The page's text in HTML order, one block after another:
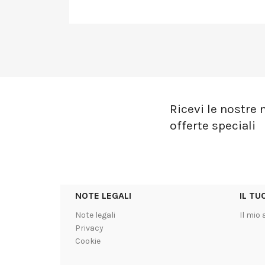
Ricevi le nostre
offerte speciali
NOTE LEGALI
Note legali
Privacy
Cookie
IL
Il mio